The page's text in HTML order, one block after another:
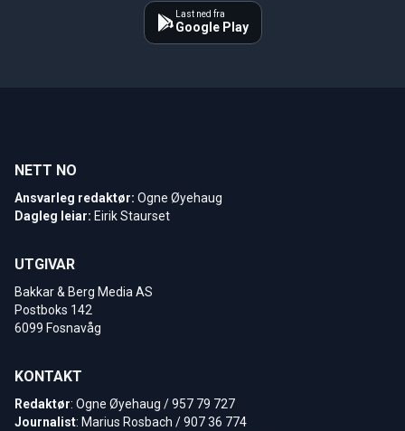
Last ned fra
Google Play
NETT NO
Ansvarleg redaktør: Ogne Øyehaug
Dagleg leiar: Eirik Staurset
UTGIVAR
Bakkar & Berg Media AS
Postboks 142
6099 Fosnavåg
KONTAKT
Redaktør: Ogne Øyehaug / 957 79 727
Journalist: Marius Rosbach / 907 36 774